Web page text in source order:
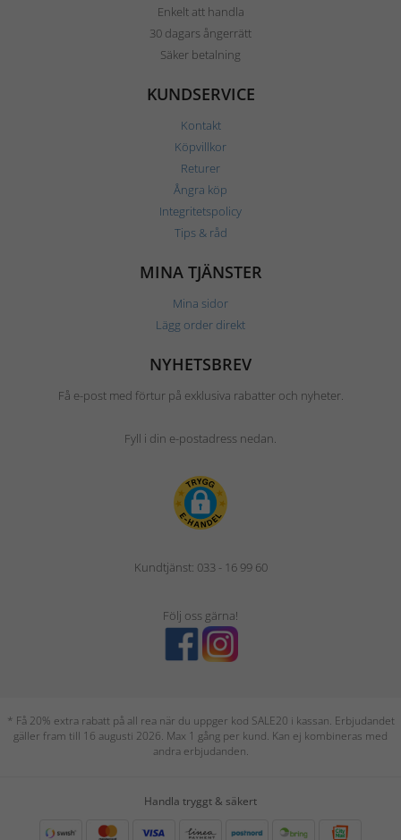
Enkelt att handla
30 dagars ångerrätt
Säker betalning
KUNDSERVICE
Kontakt
Köpvillkor
Returer
Ångra köp
Integritetspolicy
Tips & råd
MINA TJÄNSTER
Mina sidor
Lägg order direkt
NYHETSBREV
Få e-post med förtur på exklusiva rabatter och nyheter.
Fyll i din e-postadress nedan.
Kundtjänst: 033 - 16 99 60
Följ oss gärna!
* Få 20% extra rabatt på all rea när du uppger kod SALE20 i kassan. Erbjudandet
gäller fram till 16 augusti 2026. Max 1 gång per kund. Kan ej kombineras med
andra erbjudanden.
Handla tryggt & säkert